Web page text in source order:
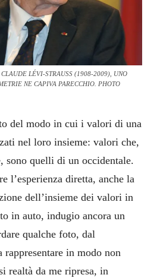
CLAUDE LÉVI-STRAUSS (1908-2009), UNO
NE CAPIVA PARECCHIO. PHOTO
del modo in cui i valori di una
nel loro insieme: valori che,
sono quelli di un occidentale.
l’esperienza diretta, anche la
dell’insieme dei valori in
in auto, indugio ancora un
qualche foto, dal
rappresentare in modo non
realtà da me ripresa, in